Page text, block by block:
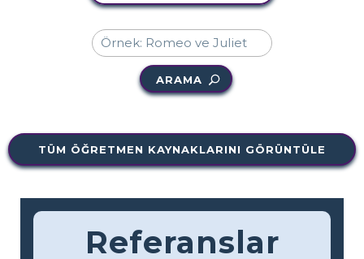
ARAMA
TÜM ÖĞRETMEN KAYNAKLARINI GÖRÜNTÜLE
Referanslar